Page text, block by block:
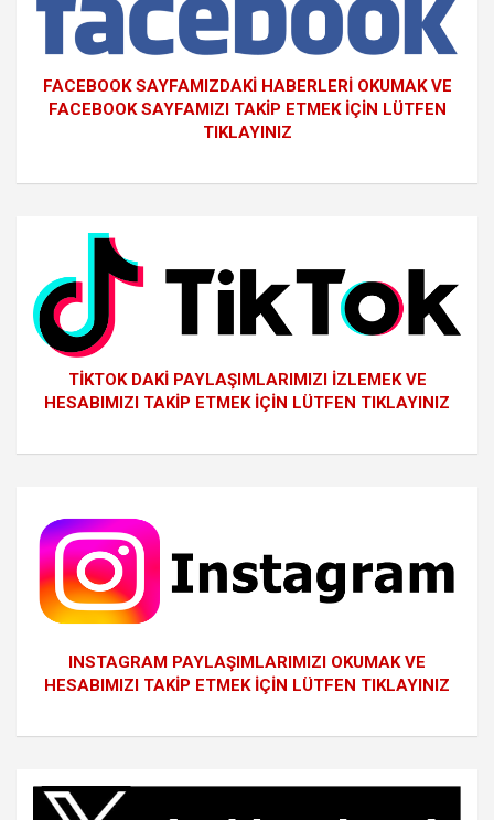
FACEBOOK SAYFAMIZDAKİ HABERLERİ OKUMAK VE
FACEBOOK SAYFAMIZI TAKİP ETMEK İÇİN LÜTFEN
TIKLAYINIZ
TİKTOK DAKİ PAYLAŞIMLARIMIZI İZLEMEK VE
HESABIMIZI TAKİP ETMEK İÇİN LÜTFEN TIKLAYINIZ
INSTAGRAM PAYLAŞIMLARIMIZI OKUMAK VE
HESABIMIZI TAKİP ETMEK İÇİN LÜTFEN TIKLAYINIZ